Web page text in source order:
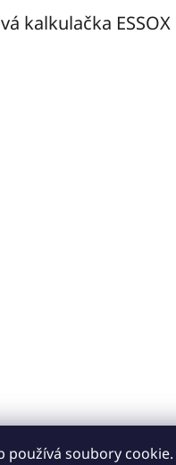
používá soubory
kalkulačka ESSOX